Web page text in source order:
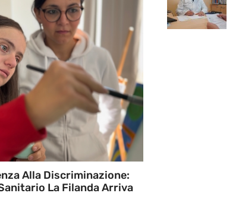
Alla Discriminazione:
La Filanda Arriva